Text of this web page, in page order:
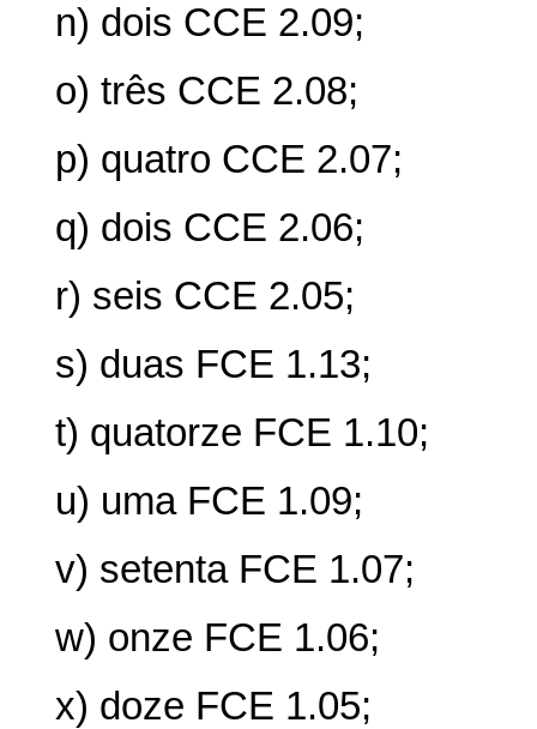
n) dois CCE 2.09;
o) três CCE 2.08;
p) quatro CCE 2.07;
q) dois CCE 2.06;
r) seis CCE 2.05;
s) duas FCE 1.13;
t) quatorze FCE 1.10;
u) uma FCE 1.09;
v) setenta FCE 1.07;
w) onze FCE 1.06;
x) doze FCE 1.05;